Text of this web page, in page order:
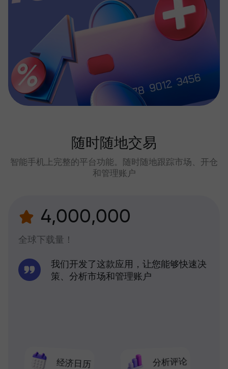
随时随地交易
智能手机上完整的平台功能。随时随地跟踪市场、开仓
和管理账户
4,000,000
全球下载量！
经济日历 分析评论
我们开发了这款应用，让您能够快速决
策、分析市场和管理账户